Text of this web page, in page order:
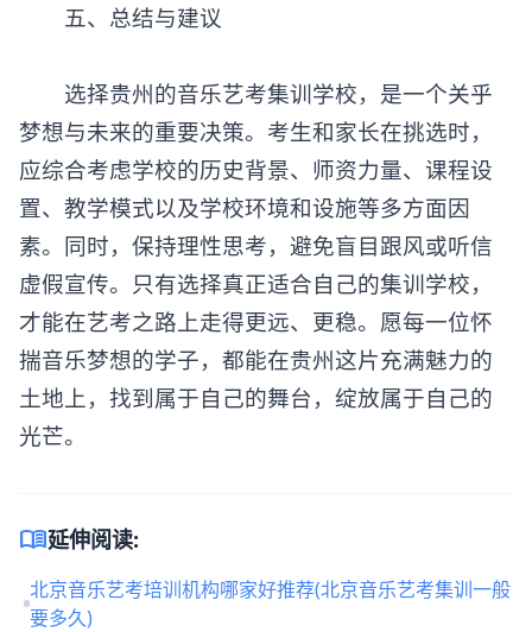
‌五、总结与建议‌
选择贵州的音乐艺考集训学校，是一个关乎
梦想与未来的重要决策。考生和家长在挑选时，
应综合考虑学校的历史背景、师资力量、课程设
置、教学模式以及学校环境和设施等多方面因
素。同时，保持理性思考，避免盲目跟风或听信
虚假宣传。只有选择真正适合自己的集训学校，
才能在艺考之路上走得更远、更稳。愿每一位怀
揣音乐梦想的学子，都能在贵州这片充满魅力的
土地上，找到属于自己的舞台，绽放属于自己的
光芒。
menu_book延伸阅读:
北京音乐艺考培训机构哪家好推荐(北京音乐艺考集训一般
要多久)